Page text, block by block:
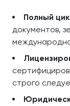
Полный
документов,
строго